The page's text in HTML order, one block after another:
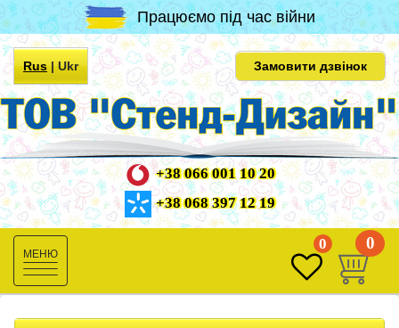
Працюємо під час війни
Rus|Ukr Замовити дзвінок
+38 066 001 10 20
+38 068 397 12 19
Toggle
navigation
0 0